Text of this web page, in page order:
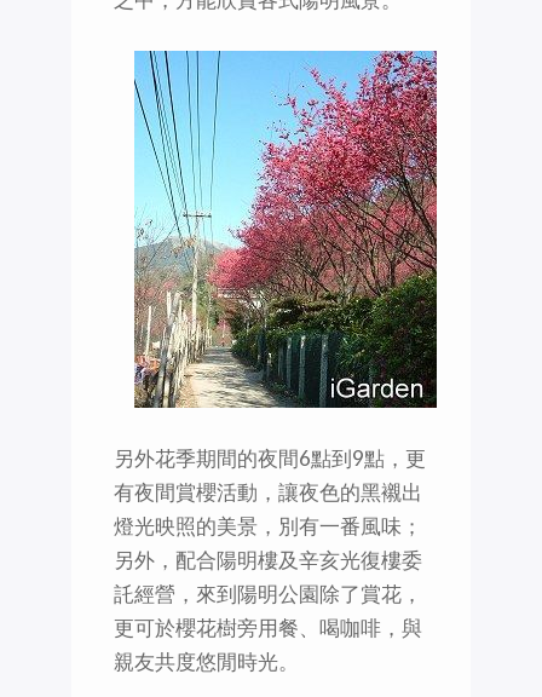
另外花季期間的夜間6點到9點，更
有夜間賞櫻活動，讓夜色的黑襯出
燈光映照的美景，別有一番風味；
另外，配合陽明樓及辛亥光復樓委
託經營，來到陽明公園除了賞花，
更可於櫻花樹旁用餐、喝咖啡，與
親友共度悠閒時光。